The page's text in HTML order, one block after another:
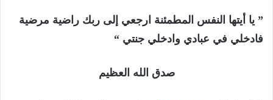
” يا أيتها النفس المطمئنة ارجعي إلى ربك راضية مرضية
فادخلي في عبادي وادخلي جنتي “
صدق الله العظيم